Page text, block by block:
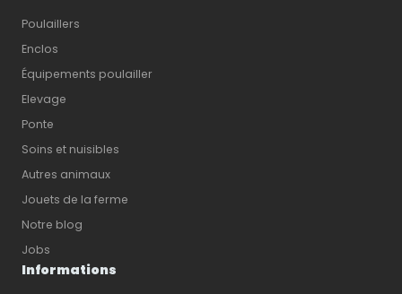
Poulaillers
Enclos
Équipements poulailler
Elevage
Ponte
Soins et nuisibles
Autres animaux
Jouets de la ferme
Notre blog
Jobs
Informations